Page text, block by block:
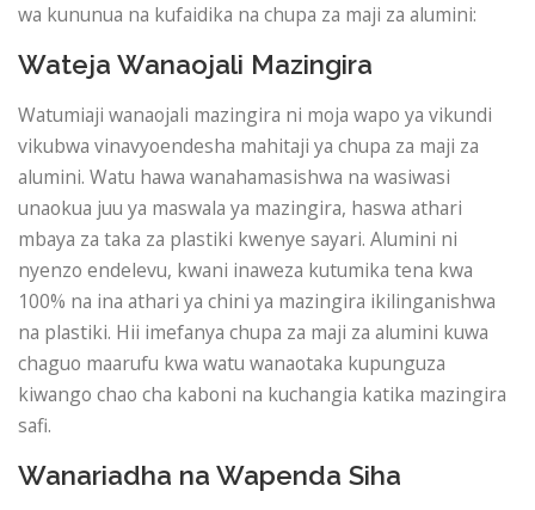
wa kununua na kufaidika na chupa za maji za alumini:
Wateja Wanaojali Mazingira
Watumiaji wanaojali mazingira ni moja wapo ya vikundi
vikubwa vinavyoendesha mahitaji ya chupa za maji za
alumini. Watu hawa wanahamasishwa na wasiwasi
unaokua juu ya maswala ya mazingira, haswa athari
mbaya za taka za plastiki kwenye sayari. Alumini ni
nyenzo endelevu, kwani inaweza kutumika tena kwa
100% na ina athari ya chini ya mazingira ikilinganishwa
na plastiki. Hii imefanya chupa za maji za alumini kuwa
chaguo maarufu kwa watu wanaotaka kupunguza
kiwango chao cha kaboni na kuchangia katika mazingira
safi.
Wanariadha na Wapenda Siha